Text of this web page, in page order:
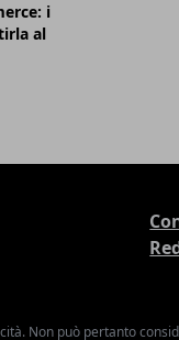
i
al
Non può pertanto